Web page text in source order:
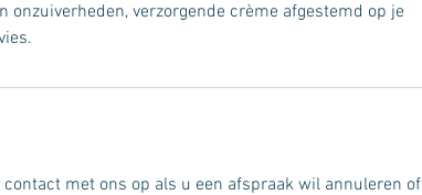
verzorgende crème afgestemd op je
met ons op als u een afspraak wil annuleren of